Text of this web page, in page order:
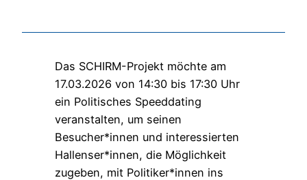
Das SCHIRM-Projekt möchte am
17.03.2026 von 14:30 bis 17:30 Uhr
ein Politisches Speeddating
veranstalten, um seinen
Besucher*innen und interessierten
Hallenser*innen, die Möglichkeit
zugeben, mit Politiker*innen ins